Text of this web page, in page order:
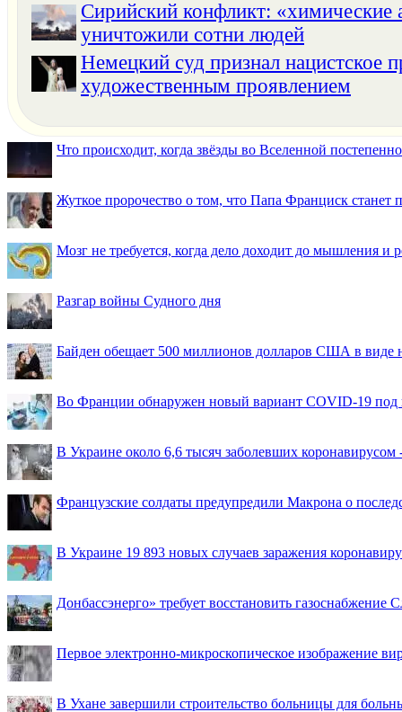
Сирийский конфликт: «химические
уничтожили сотни людей
Немецкий суд признал нацистское
художественным проявлением
Что происходит, когда звёзды во Вселенной
Жуткое пророчество о том, что Папа Франциск
Мозг не требуется, когда дело доходит до мышления и
Разгар войны Судного дня
Байден обещает 500 миллионов долларов США в
Во Франции обнаружен новый вариант COVID-19 под
В Украине около 6,6 тысяч заболевших коронавирусом
Французские солдаты предупредили Макрона о
В Украине 19 893 новых случаев заражения
Донбассэнерго» требует восстановить газоснабжение
Первое электронно-микроскопическое изображение
В Ухане завершили строительство больницы для